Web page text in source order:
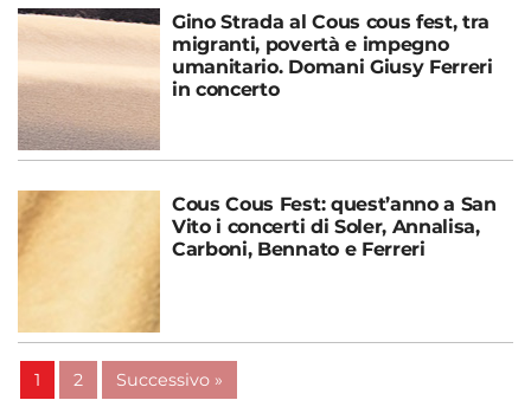
Gino Strada al Cous cous fest, tra
migranti, povertà e impegno
umanitario. Domani Giusy Ferreri
in concerto
Cous Cous Fest: quest’anno a San
Vito i concerti di Soler, Annalisa,
Carboni, Bennato e Ferreri
1 2 Successivo »